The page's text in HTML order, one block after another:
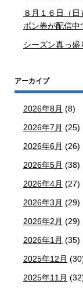
８月１６日（
ポン券が配信中
シーズン真っ盛
アーカイブ
2026年8月 (8)
2026年7月 (25)
2026年6月 (26)
2026年5月 (38)
2026年4月 (27)
2026年3月 (29)
2026年2月 (29)
2026年1月 (35)
2025年12月
2025年11月